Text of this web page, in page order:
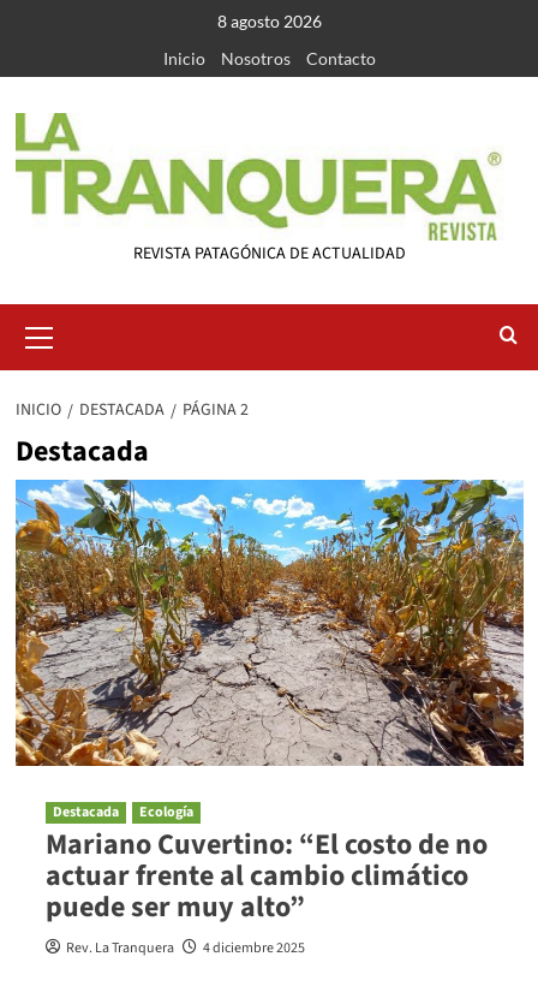
contenido
8 agosto 2026
Inicio
Nosotros Contacto
REVISTA PATAGÓNICA DE ACTUALIDAD
primario
INICIO DESTACADA PÁGINA 2
Destacada
Destacada Ecología
Mariano Cuvertino: “El costo de no
actuar frente al cambio climático
puede ser muy alto”
Rev. La Tranquera 4 diciembre 2025